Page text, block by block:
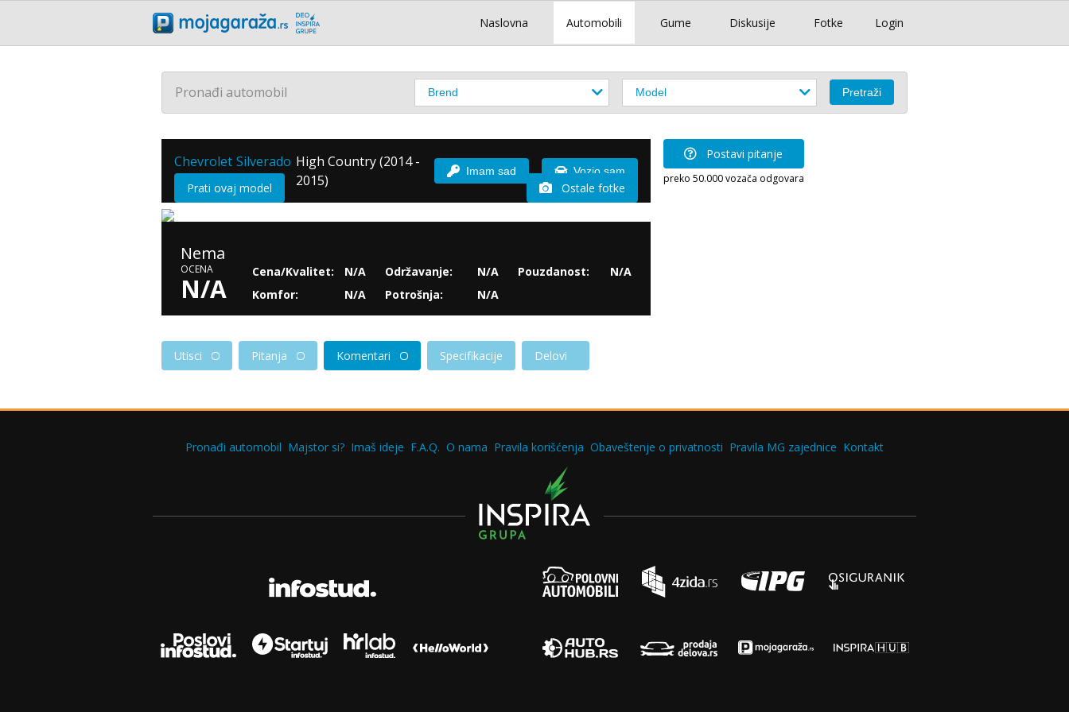
Login
Naslovna Automobili Gume Diskusije Fotke
Pronađi automobil
Chevrolet Silverado High Country (2014 -
2015)
Imam sad Vozio sam
Prati ovaj model Ostale fotke
Nema
OCENA
N/A
Cena/Kvalitet:
N/A
Komfor:
N/A
Održavanje:
N/A
Potrošnja:
N/A
Pouzdanost: N/A
Utisci Pitanja Komentari Specifikacije Delovi
Postavi pitanje
preko 50.000 vozača odgovara
Pronađi automobil Majstor si? Imaš ideje F.A.Q. O nama Pravila korišćenja Obaveštenje o privatnosti Pravila MG zajednice Kontakt